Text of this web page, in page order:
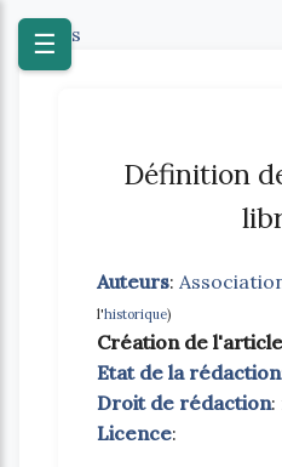
☰
Textes
Définition
Auteurs:
l'historique)
Création de l'article
Etat de la rédaction
Droit de rédaction:
Licence: